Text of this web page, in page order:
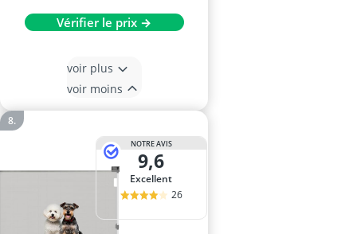
Vérifier le prix →
voir plus
voir moins
NOTRE AVIS
9,6
Excellent
26